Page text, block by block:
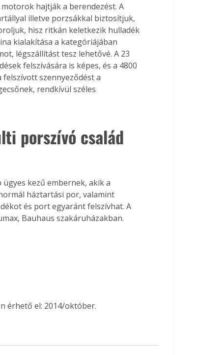
hajtják a berendezést. A
illetve porzsákkal biztosítjuk,
hisz ritkán keletkezik hulladék
kialakítása a kategóriájában
légszállítást tesz lehetővé. A 23
felszívására is képes, és a 4800
szennyeződést a
rendkívül széles
porszívó család
kezű embernek, akik a
háztartási por, valamint
és port egyaránt felszívhat. A
Bauhaus szakáruházakban.
érhető el: 2014/október.